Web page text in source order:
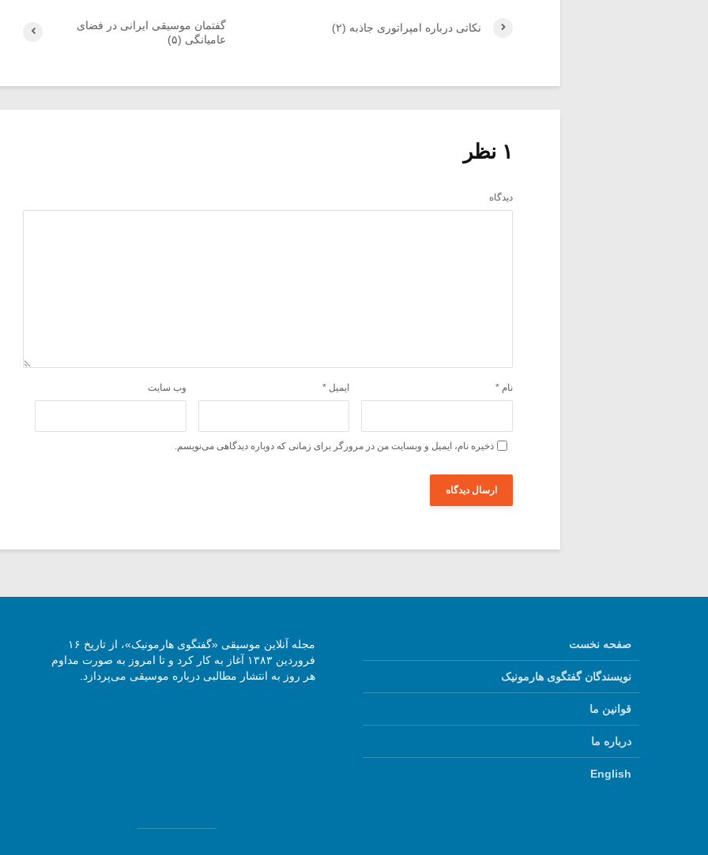
گفتمان موسیقی ایرانی در فضای
عامیانگی (۵)
نکاتی درباره امپراتوری جاذبه (۲)
۱ نظر
دیدگاه
نام * ایمیل * وب‌ سایت
ذخیره نام، ایمیل و وبسایت من در مرورگر برای زمانی که دوباره دیدگاهی می‌نویسم.
صفحه نخست
نویسندگان گفتگوی هارمونیک
قوانین ما
درباره ما
English
مجله آنلاین موسیقی «گفتگوی هارمونیک»، از تاریخ ۱۶
فروردین ۱۳۸۳ آغاز به کار کرد و تا امروز به صورت مداوم
هر روز به انتشار مطالبی درباره موسیقی می‌پردازد.